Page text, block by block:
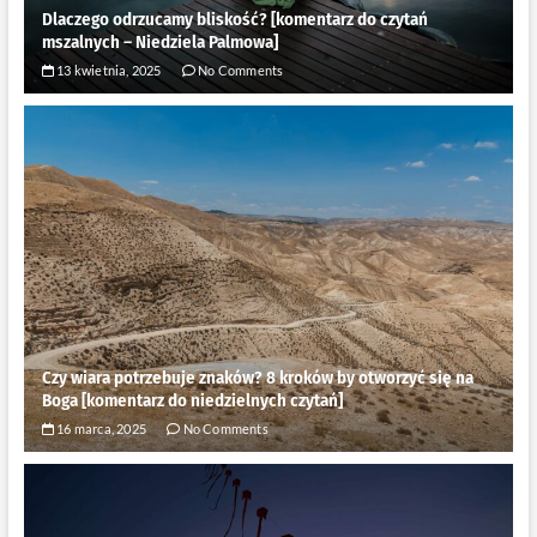
Dlaczego odrzucamy bliskość? [komentarz do czytań
mszalnych – Niedziela Palmowa]
13 kwietnia, 2025 No Comments
Czy wiara potrzebuje znaków? 8 kroków by otworzyć się na
Boga [komentarz do niedzielnych czytań]
16 marca, 2025 No Comments